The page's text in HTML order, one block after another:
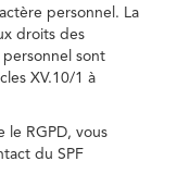
personnel. La
droits des
sont
XV.10/1 à
le RGPD, vous
du SPF